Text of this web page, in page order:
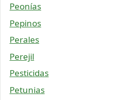
Peonías
Pepinos
Perales
Perejil
Pesticidas
Petunias